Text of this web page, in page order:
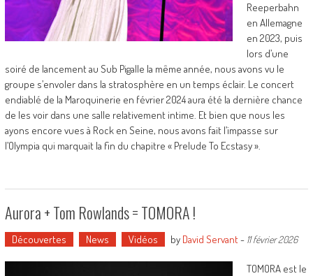
Reeperbahn
en Allemagne
en 2023, puis
lors d’une
soiré de lancement au Sub Pigalle la même année, nous avons vu le
groupe s’envoler dans la stratosphère en un temps éclair. Le concert
endiablé de la Maroquinerie en février 2024 aura été la dernière chance
de les voir dans une salle relativement intime. Et bien que nous les
ayons encore vues à Rock en Seine, nous avons fait l’impasse sur
l’Olympia qui marquait la fin du chapitre « Prelude To Ecstasy ».
Aurora + Tom Rowlands = TOMORA !
Découvertes News Vidéos by David Servant- 11 février 2026
TOMORA est le